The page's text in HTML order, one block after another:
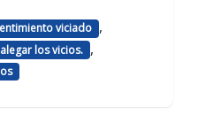
viciado ,
los vicios. ,